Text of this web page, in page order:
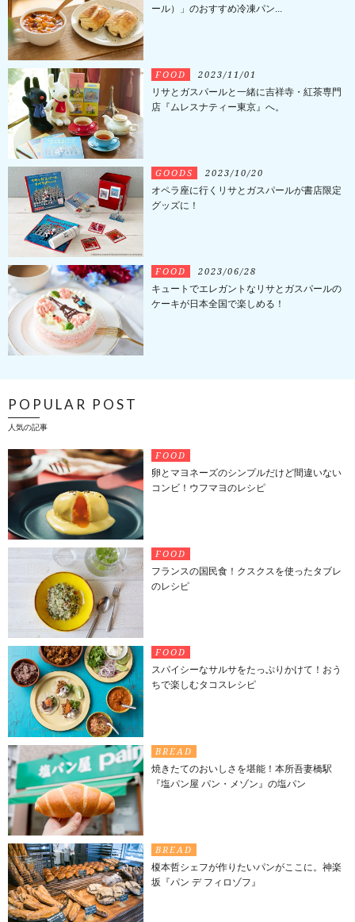
ール）」のおすすめ冷凍パン...
FOOD 2023/11/01
リサとガスパールと一緒に吉祥寺・紅茶専門
店『ムレスナティー東京』へ。
GOODS 2023/10/20
オペラ座に行くリサとガスパールが書店限定
グッズに！
FOOD 2023/06/28
キュートでエレガントなリサとガスパールの
ケーキが日本全国で楽しめる！
POPULAR POST
人気の記事
FOOD
卵とマヨネーズのシンプルだけど間違いない
コンビ！ウフマヨのレシピ
FOOD
フランスの国民食！クスクスを使ったタブレ
のレシピ
FOOD
スパイシーなサルサをたっぷりかけて！おう
ちで楽しむタコスレシピ
BREAD
焼きたてのおいしさを堪能！本所吾妻橋駅
『塩パン屋 パン・メゾン』の塩パン
BREAD
榎本哲シェフが作りたいパンがここに。神楽
坂『パン デ フィロゾフ』